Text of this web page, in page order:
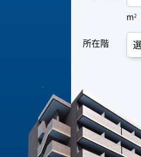
m2
所在階